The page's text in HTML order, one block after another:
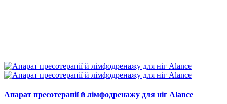
Апарат пресотерапії й лімфодренажу для ніг Alance